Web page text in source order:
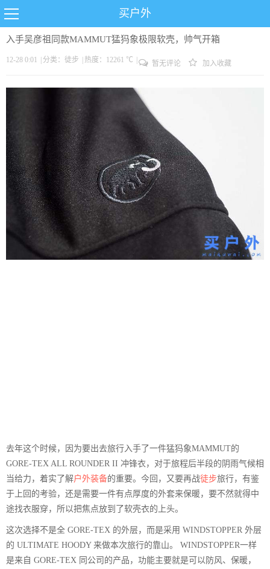
买户外
入手吴彦祖同款MAMMUT猛犸象极限软壳，帅气开箱
12-28 0:01 分类： 徒步 热度：12261 ℃ 暂无评论 加入收藏
去年这个时候，因为要出去旅行入手了一件猛犸象MAMMUT的
GORE-TEX ALL ROUNDER II 冲锋衣，对于旅程后半段的阴雨气候相
当给力，着实了解户外装备的重要。今回，又要再战徒步旅行，有鉴
于上回的考验，还是需要一件有点厚度的外套来保暖，要不然就得中
途找衣服穿，所以把焦点放到了软壳衣的上头。
这次选择不是全 GORE-TEX 的外层，而是采用 WINDSTOPPER 外层
的 ULTIMATE HOODY 来做本次旅行的靠山。 WINDSTOPPER一样
是来自 GORE-TEX 同公司的产品，功能主要就是可以防风、保暖，